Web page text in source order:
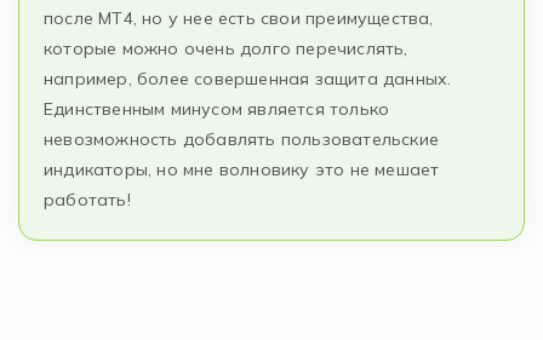
после МТ4, но у нее есть свои преимущества,
которые можно очень долго перечислять,
например, более совершенная защита данных.
Единственным минусом является только
невозможность добавлять пользовательские
индикаторы, но мне волновику это не мешает
работать!